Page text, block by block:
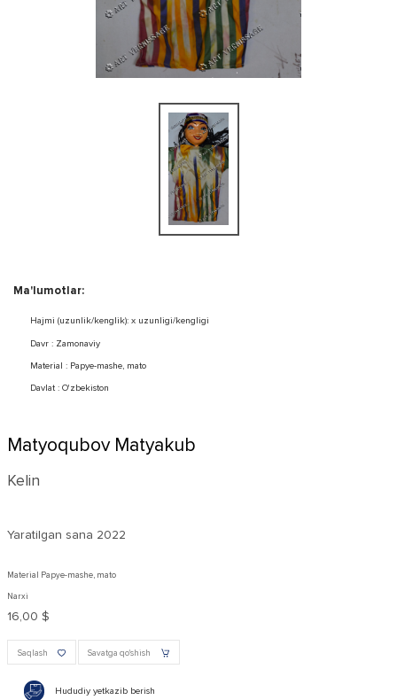
Ma'lumotlar:
Hajmi (uzunlik/kenglik): x uzunligi/kengligi
Davr : Zamonaviy
Material : Papye-mashe, mato
Davlat : O'zbekiston
Matyoqubov Matyakub
Kelin
Yaratilgan sana 2022
Material Papye-mashe, mato
Narxi
16,00 $
Saqlash Savatga qo'shish
Hududiy yetkazib berish